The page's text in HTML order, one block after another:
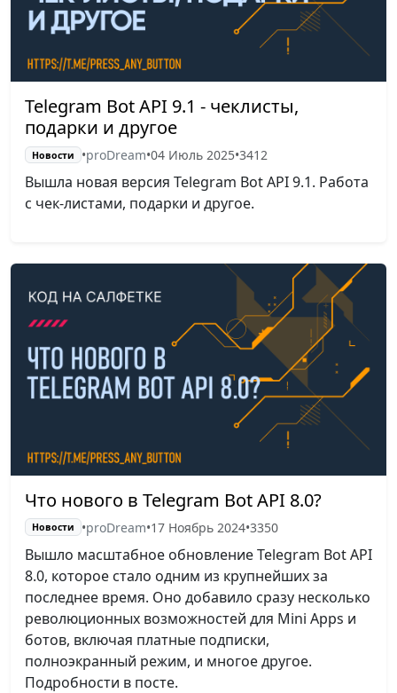
Telegram Bot API 9.1 - чеклисты,
подарки и другое
Новости •proDream•04 Июль 2025•3412
Вышла новая версия Telegram Bot API 9.1. Работа
с чек-листами, подарки и другое.
Что нового в Telegram Bot API 8.0?
Новости •proDream•17 Ноябрь 2024•3350
Вышло масштабное обновление Telegram Bot API
8.0, которое стало одним из крупнейших за
последнее время. Оно добавило сразу несколько
революционных возможностей для Mini Apps и
ботов, включая платные подписки,
полноэкранный режим, и многое другое.
Подробности в посте.